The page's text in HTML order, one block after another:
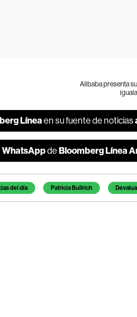
Alibaba presenta
Líneaen su fuente de noticias
WhatsAppde Bloomberg Línea
del día Patricia Bullrich